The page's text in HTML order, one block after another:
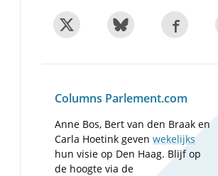
Columns Parlement.com
Anne Bos, Bert van den Braak en
Carla Hoetink gevenwekelijks
hun visie op Den Haag. Blijf op
de hoogte via de